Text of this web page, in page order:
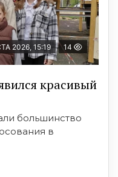
2026, 15:19 14
красивый
большинство
в